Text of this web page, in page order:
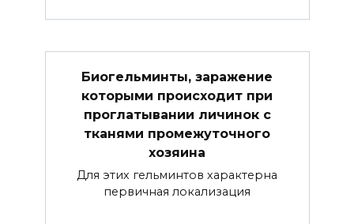
Биогельминты, заражение
которыми происходит при
проглатывании личинок с
тканями промежуточного
хозяина
Для этих гельминтов характерна
первичная локализация